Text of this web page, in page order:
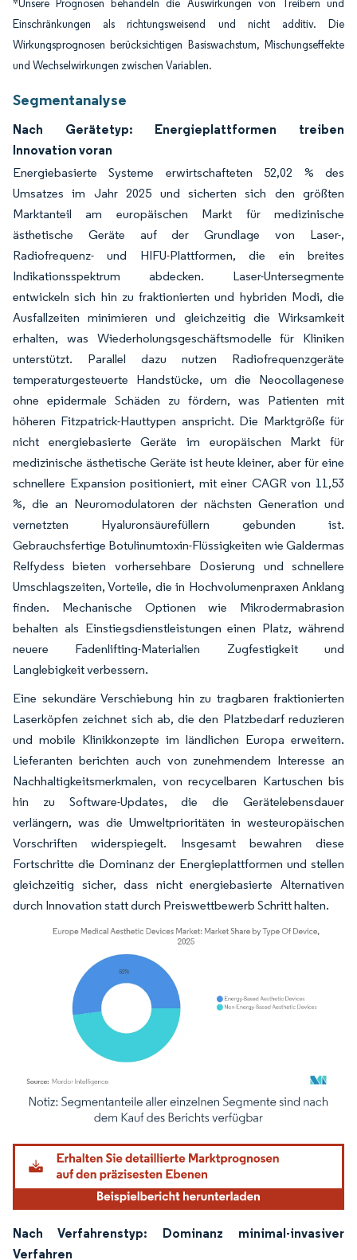
*Unsere Prognosen behandeln die Auswirkungen von Treibern und
Einschränkungen als richtungsweisend und nicht additiv. Die
Wirkungsprognosen berücksichtigen Basiswachstum, Mischungseffekte
und Wechselwirkungen zwischen Variablen.
Segmentanalyse
Nach Gerätetyp: Energieplattformen treiben
Innovation voran
Energiebasierte Systeme erwirtschafteten 52,02 % des
Umsatzes im Jahr 2025 und sicherten sich den größten
Marktanteil am europäischen Markt für medizinische
ästhetische Geräte auf der Grundlage von Laser-,
Radiofrequenz- und HIFU-Plattformen, die ein breites
Indikationsspektrum abdecken. Laser-Untersegmente
entwickeln sich hin zu fraktionierten und hybriden Modi, die
Ausfallzeiten minimieren und gleichzeitig die Wirksamkeit
erhalten, was Wiederholungsgeschäftsmodelle für Kliniken
unterstützt. Parallel dazu nutzen Radiofrequenzgeräte
temperaturgesteuerte Handstücke, um die Neocollagenese
ohne epidermale Schäden zu fördern, was Patienten mit
höheren Fitzpatrick-Hauttypen anspricht. Die Marktgröße für
nicht energiebasierte Geräte im europäischen Markt für
medizinische ästhetische Geräte ist heute kleiner, aber für eine
schnellere Expansion positioniert, mit einer CAGR von 11,53
%, die an Neuromodulatoren der nächsten Generation und
vernetzten Hyaluronsäurefüllern gebunden ist.
Gebrauchsfertige Botulinumtoxin-Flüssigkeiten wie Galdermas
Relfydess bieten vorhersehbare Dosierung und schnellere
Umschlagszeiten, Vorteile, die in Hochvolumenpraxen Anklang
finden. Mechanische Optionen wie Mikrodermabrasion
behalten als Einstiegsdienstleistungen einen Platz, während
neuere Fadenlifting-Materialien Zugfestigkeit und
Langlebigkeit verbessern.
Eine sekundäre Verschiebung hin zu tragbaren fraktionierten
Laserköpfen zeichnet sich ab, die den Platzbedarf reduzieren
und mobile Klinikkonzepte im ländlichen Europa erweitern.
Lieferanten berichten auch von zunehmendem Interesse an
Nachhaltigkeitsmerkmalen, von recycelbaren Kartuschen bis
hin zu Software-Updates, die die Gerätelebensdauer
verlängern, was die Umweltprioritäten in westeuropäischen
Vorschriften widerspiegelt. Insgesamt bewahren diese
Fortschritte die Dominanz der Energieplattformen und stellen
gleichzeitig sicher, dass nicht energiebasierte Alternativen
durch Innovation statt durch Preiswettbewerb Schritt halten.
Bild © Mordor Intelligence. Wiederverwendung erfordert Namensnennung
Nach Verfahrenstyp: Dominanz minimal-invasiver
Verfahren